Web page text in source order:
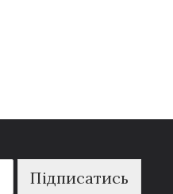
Підписатись